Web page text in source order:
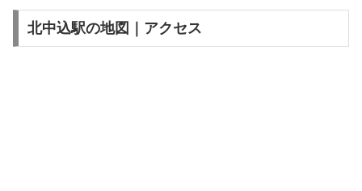
北中込駅の地図｜アクセス